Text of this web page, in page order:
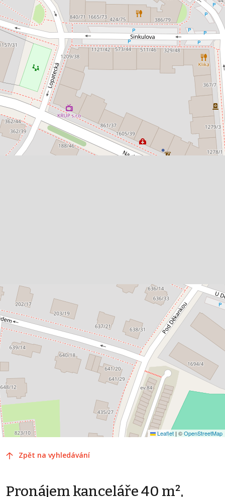
Leaflet | ©OpenStreetMap
Zpět na vyhledávání
Pronájem kanceláře 40 m²,